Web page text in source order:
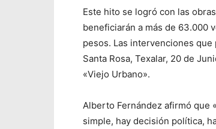
Este hito se logró con las
beneficiarán a más de 63.000
pesos. Las intervenciones
Santa Rosa, Texalar, 20 de
«Viejo Urbano».
Alberto Fernández afirmó que
simple, hay decisión política,